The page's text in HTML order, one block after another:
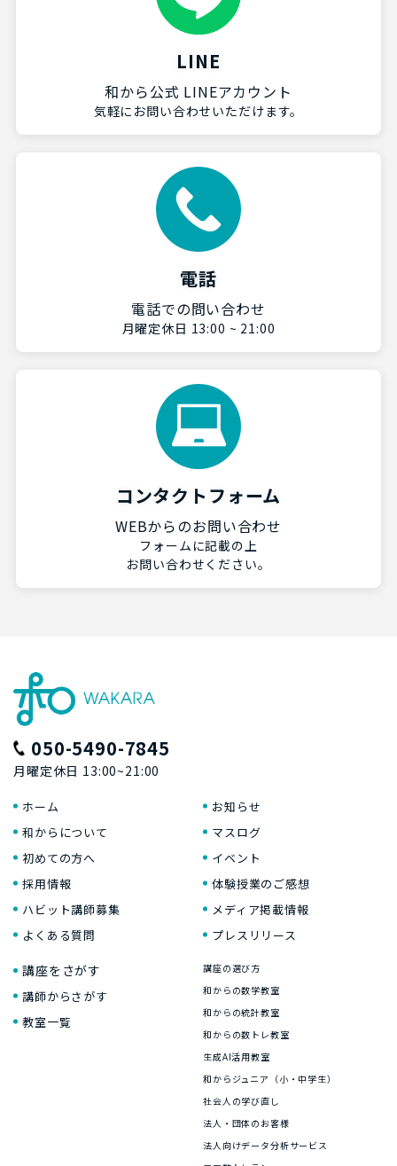
LINE
和から公式 LINEアカウント
気軽にお問い合わせいただけます。
電話
電話での問い合わせ
月曜定休日 13:00 ~ 21:00
コンタクトフォーム
WEBからのお問い合わせ
フォームに記載の上
お問い合わせください。
050-5490-7845
月曜定休日 13:00~21:00
ホーム
和からについて
初めての方へ
採用情報
ハビット講師募集
よくある質問
お知らせ
マスログ
イベント
体験授業のご感想
メディア掲載情報
プレスリリース
講座をさがす
講師からさがす
教室一覧
講座の選び方
和からの数学教室
和からの統計教室
和からの数トレ教室
生成AI活用教室
和からジュニア（小・中学生）
社会人の学び直し
法人・団体のお客様
法人向けデータ分析サービス